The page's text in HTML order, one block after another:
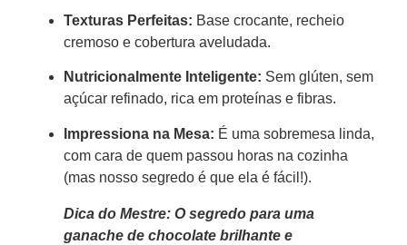
Texturas Perfeitas: Base crocante, recheio
cremoso e cobertura aveludada.
Nutricionalmente Inteligente: Sem glúten, sem
açúcar refinado, rica em proteínas e fibras.
Impressiona na Mesa: É uma sobremesa linda,
com cara de quem passou horas na cozinha
(mas nosso segredo é que ela é fácil!).
Dica do Mestre: O segredo para uma
ganache de chocolate brilhante e